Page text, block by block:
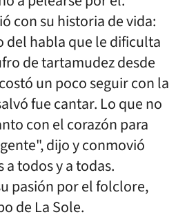
con su historia de vida:
del habla que le dificulta
de tartamudez desde
un poco seguir con la
fue cantar. Lo que no
con el corazón para
dijo y conmovió
todos y a todas.
pasión por el folclore,
de La Sole.